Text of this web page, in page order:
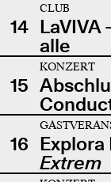
14
CLUB
LaVIVA
alle
15
KONZERT
16
Extrem